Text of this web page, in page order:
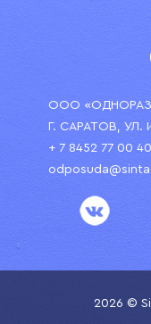
ООО
Г. САРАТОВ,
+ 7 8452 77 00 40
2026 ©